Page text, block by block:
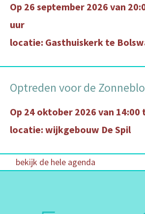
Op 26 september 2026 van
uur
locatie: Gasthuiskerk te
Optreden voor de
Op 24 oktober 2026 van
locatie: wijkgebouw De Spil
bekijk de hele agenda